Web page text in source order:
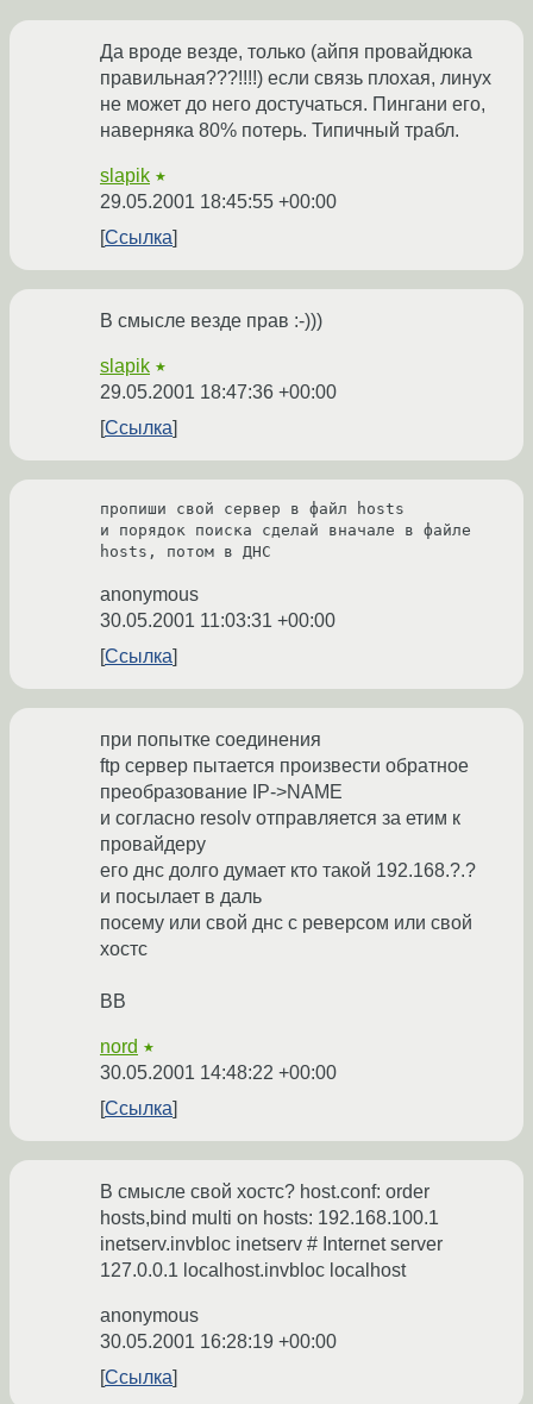
Да вроде везде, только (айпя провайдюка
правильная???!!!!) если связь плохая, линух
не может до него достучаться. Пингани его,
наверняка 80% потерь. Типичный трабл.
slapik ★
29.05.2001 18:45:55 +00:00
Ссылка
В смысле везде прав :-)))
slapik ★
29.05.2001 18:47:36 +00:00
Ссылка
пропиши свой сервер в файл hosts
и порядок поиска сделай вначале в файле
hosts, потом в ДНС
anonymous
30.05.2001 11:03:31 +00:00
Ссылка
при попытке соединения
ftp сервер пытается произвести обратное
преобразование IP->NAME
и согласно resolv отправляется за етим к
провайдеру
его днс долго думает кто такой 192.168.?.?
и посылает в даль
посему или свой днс с реверсом или свой
хостс
BB
nord ★
30.05.2001 14:48:22 +00:00
Ссылка
В смысле свой хостс? host.conf: order
hosts,bind multi on hosts: 192.168.100.1
inetserv.invbloc inetserv # Internet server
127.0.0.1 localhost.invbloc localhost
anonymous
30.05.2001 16:28:19 +00:00
Ссылка